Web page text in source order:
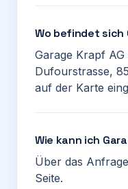
Wo befindet sich
Garage Krapf
Dufourstrasse,
auf der Karte
Wie kann ich
Über das
Seite.